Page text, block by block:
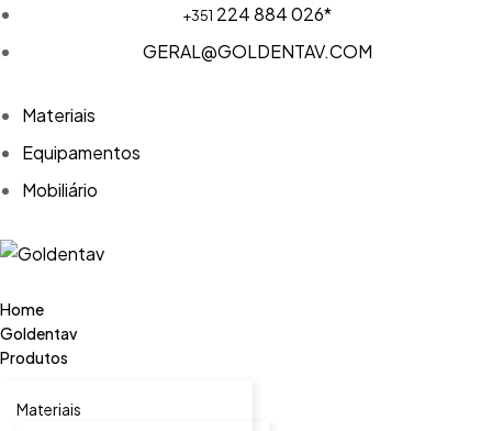
+351 224 884 026*
GERAL@GOLDENTAV.COM
Materiais
Equipamentos
Mobiliário
Home
Goldentav
Produtos
Materiais